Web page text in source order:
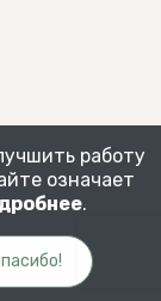
работу
означает
.